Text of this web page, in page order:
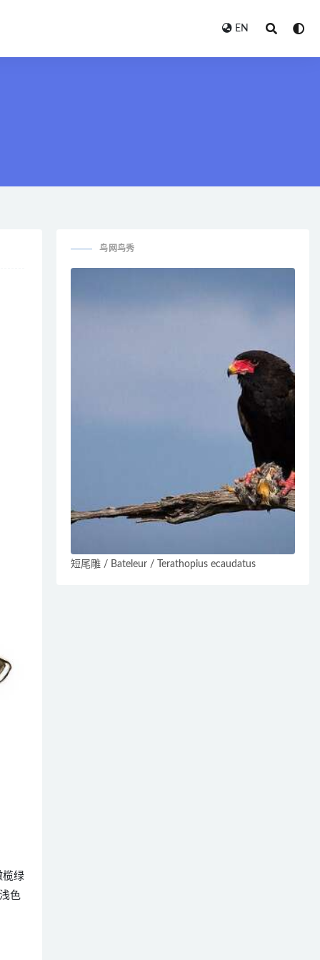
EN
榄绿
色
鸟网鸟秀
短尾雕 / Bateleur / Terathopius ecaudatus